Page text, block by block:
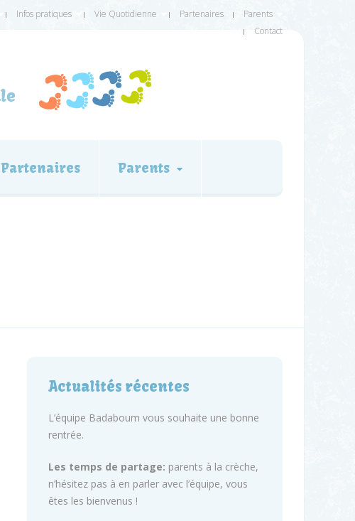
Infos pratiques Vie Quotidienne Partenaires
Parents
Contact
Partenaires Parents
Actualités récentes
L’équipe Badaboum vous souhaite une bonne
rentrée.
Les temps de partage: parents à la crèche,
n’hésitez pas à en parler avec l’équipe, vous
êtes les bienvenus !